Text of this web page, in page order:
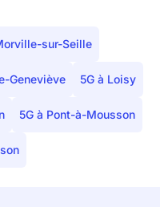
sur-Seille
Geneviève 5G à Loisy
5G à Pont-à-Mousson